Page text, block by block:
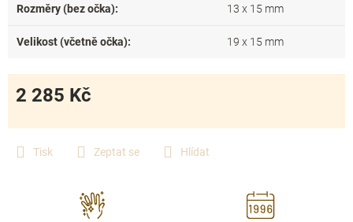
Tisk Zeptat se Hlídat
2 285 Kč
cena:
Rozměry (bez očka): 13 x 15 mm
Velikost (včetně očka): 19 x 15 mm